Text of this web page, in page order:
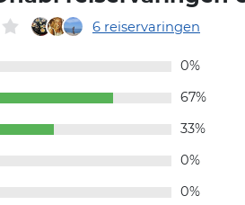
6 reiservaringen
0%
67%
33%
0%
0%